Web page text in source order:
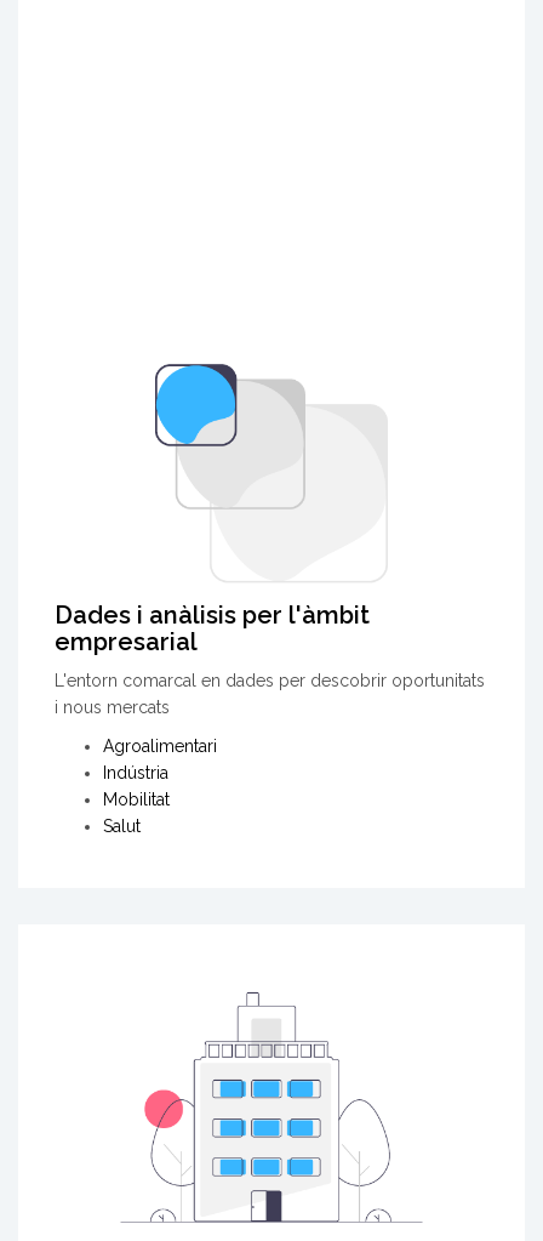
Dades i anàlisis per l'àmbit
empresarial
L'entorn comarcal en dades per descobrir oportunitats
i nous mercats
Agroalimentari
Indústria
Mobilitat
Salut